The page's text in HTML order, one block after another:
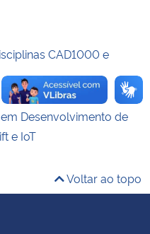
CAD1000 e
Desenvolvimento de
e IoT
Voltar ao topo